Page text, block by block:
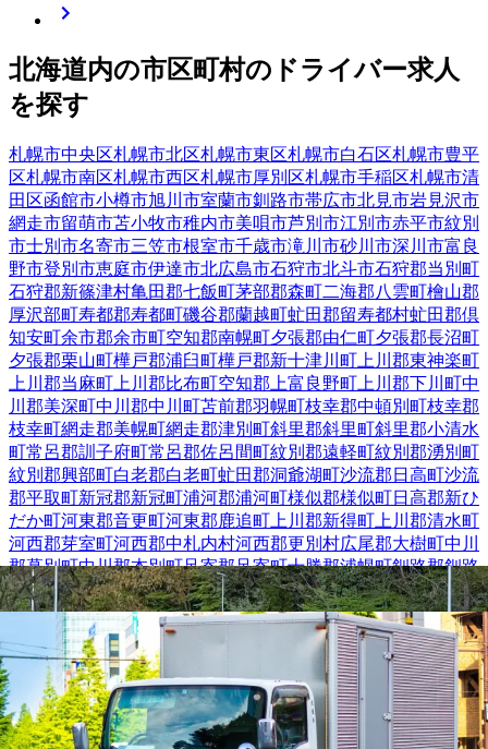
北海道内の市区町村の ドライバー求人
を探す
札幌市中央区札幌市北区札幌市東区札幌市白石区札幌市豊平
区札幌市南区札幌市西区札幌市厚別区札幌市手稲区札幌市清
田区函館市小樽市旭川市室蘭市釧路市帯広市北見市岩見沢市
網走市留萌市苫小牧市稚内市美唄市芦別市江別市赤平市紋別
市士別市名寄市三笠市根室市千歳市滝川市砂川市深川市富良
野市登別市恵庭市伊達市北広島市石狩市北斗市石狩郡当別町
石狩郡新篠津村亀田郡七飯町茅部郡森町二海郡八雲町檜山郡
厚沢部町寿都郡寿都町磯谷郡蘭越町虻田郡留寿都村虻田郡倶
知安町余市郡余市町空知郡南幌町夕張郡由仁町夕張郡長沼町
夕張郡栗山町樺戸郡浦臼町樺戸郡新十津川町 上川郡東神楽町
上川郡当麻町 上川郡比布町空知郡上富良野町 上川郡下川町中
川郡美深町中川郡中川町苫前郡羽幌町枝幸郡中頓別町枝幸郡
枝幸町網走郡美幌町網走郡津別町斜里郡斜里町斜里郡小清水
町常呂郡訓子府町常呂郡佐呂間町紋別郡遠軽町紋別郡湧別町
紋別郡興部町白老郡白老町虻田郡洞爺湖町沙流郡日高町沙流
郡平取町新冠郡新冠町浦河郡浦河町様似郡様似町日高郡新ひ
だか町河東郡音更町河東郡鹿追町 上川郡新得町 上川郡清水町
河西郡芽室町河西郡中札内村河西郡更別村広尾郡大樹町中川
郡幕別町中川郡本別町足寄郡足寄町十勝郡浦幌町釧路郡釧路
町厚岸郡厚岸町川上郡標茶町白糠郡白糠町野付郡別海町標津
郡中標津町標津郡標津町
北海道江別市 の人気条件から探す
正社員トラック大型トラック・大型免許 ダンプ
中型トラッ
ク・中型免許トレーラー長距離